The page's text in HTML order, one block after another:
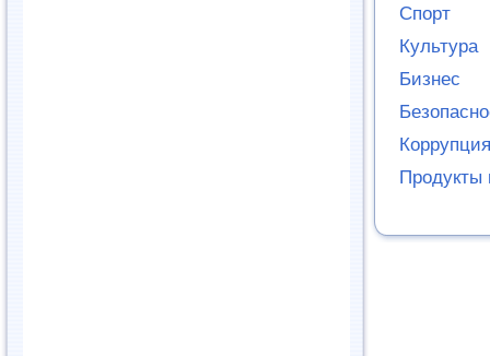
Спорт
Культура
Бизнес
Коррупция
Продукты